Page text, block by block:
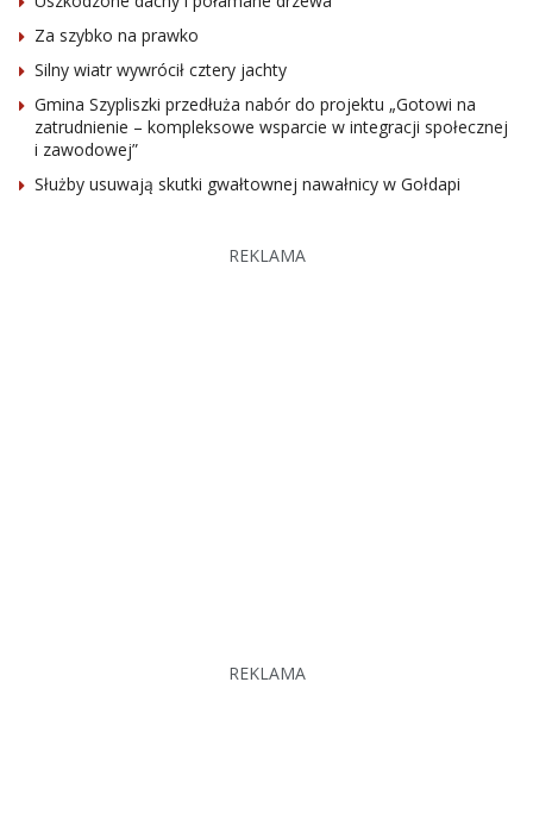
Za szybko na prawko
Silny wiatr wywrócił cztery jachty
Gmina Szypliszki przedłuża nabór do projektu „Gotowi na
zatrudnienie – kompleksowe wsparcie w integracji społecznej
i zawodowej”
Służby usuwają skutki gwałtownej nawałnicy w Gołdapi
REKLAMA
REKLAMA